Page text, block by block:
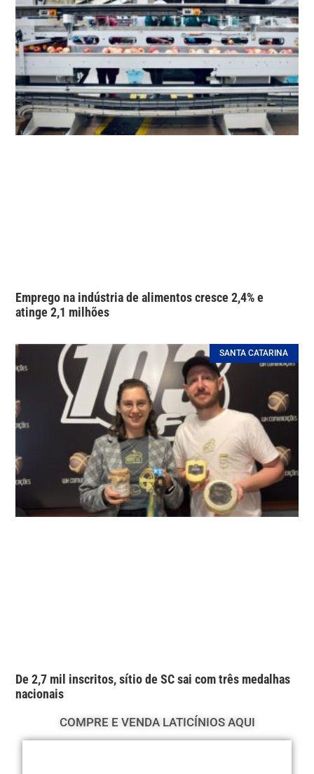
Emprego na indústria de alimentos cresce 2,4% e
atinge 2,1 milhões
SANTA CATARINA
De 2,7 mil inscritos, sítio de SC sai com três medalhas
nacionais
COMPRE E VENDA LATICÍNIOS AQUI